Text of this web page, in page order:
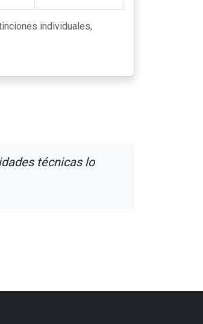
individuales,
técnicas lo